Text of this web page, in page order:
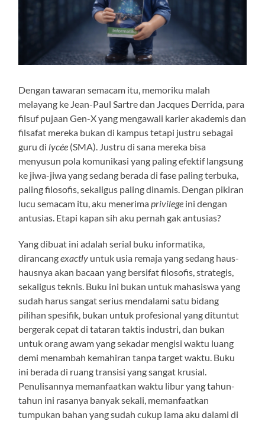
Dengan tawaran semacam itu, memoriku malah
melayang ke Jean-Paul Sartre dan Jacques Derrida, para
filsuf pujaan Gen-X yang mengawali karier akademis dan
filsafat mereka bukan di kampus tetapi justru sebagai
guru di lycée (SMA). Justru di sana mereka bisa
menyusun pola komunikasi yang paling efektif langsung
ke jiwa-jiwa yang sedang berada di fase paling terbuka,
paling filosofis, sekaligus paling dinamis. Dengan pikiran
lucu semacam itu, aku menerimaprivilege ini dengan
antusias. Etapi kapan sih aku pernah gak antusias?
Yang dibuat ini adalah serial buku informatika,
dirancangexactly untuk usia remaja yang sedang haus-
hausnya akan bacaan yang bersifat filosofis, strategis,
sekaligus teknis. Buku ini bukan untuk mahasiswa yang
sudah harus sangat serius mendalami satu bidang
pilihan spesifik, bukan untuk profesional yang dituntut
bergerak cepat di tataran taktis industri, dan bukan
untuk orang awam yang sekadar mengisi waktu luang
demi menambah kemahiran tanpa target waktu. Buku
ini berada di ruang transisi yang sangat krusial.
Penulisannya memanfaatkan waktu libur yang tahun-
tahun ini rasanya banyak sekali, memanfaatkan
tumpukan bahan yang sudah cukup lama aku dalami di